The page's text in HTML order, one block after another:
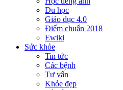
Du học
Giáo dục 4.0
Điểm chuẩn 2018
Ewiki
Sức khỏe
Tin tức
Các bệnh
Tư vấn
Khỏe đẹp